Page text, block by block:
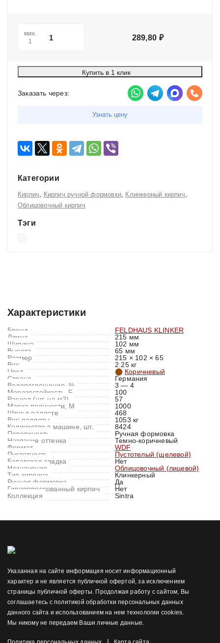
мин.
1
289,80 ₽
Купить в 1 клик
Заказать через:
Узнать цену
Категории
Кирпич Кирпич ручной формовки Клинкерный кирпич
Облицовочный кирпич
Тэги
Характеристики
Бренд
FELDHAUS KLINKER
Длина
215 мм
Ширина
102 мм
Высота
65 мм
Размер
215 × 102 × 65
Вес
2.25 кг
Цвет
Коричневый
Страна
Германия
Водопоглощение, %
3 — 4
Морозостойкость, F
100
Расход (шт. на м2)
57
Марка прочности, M
1000
Штук в паллете
468
Вес паллеты
1053 кг
Количество в машине, шт.
8424
Поверхность
Ручная формовка
Название оттенка
Темно-коричневый
Формат
WDF
Пустотность
Пустотелый (щелевой)
Баварская кладка
Нет
Назначение
Облицовочный (лицевой)
Тип кирпича
Клинкерный
Ручная формовка
Да
Гиперпрессованный кирпич
Нет
Коллекция
Sintra
Указанная на сайте информация носит информационный
характер и не является публичной офертой, за исключением
страницы публичной оферты. Продолжая работу с сайтом, Вы
соглашаетесь с политикой обработки персональных данных
данного сайта и использованием на нем технологии cookies.
Мы никому не передаем Ваши личные данные.